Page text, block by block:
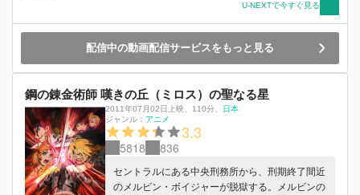
U-NEXTで今すぐ見る
配信中の動画配信サービスをもっと見る
鋼の錬金術師 嘆きの丘（ミロス）の聖なる星
2011年07月02日上映 110分
日本
ジャンル： アニメ
3.3
5818 836
セントラルにある中央刑務所から、刑期終了間近
のメルビン・ボイジャーが脱獄する。メルビンの